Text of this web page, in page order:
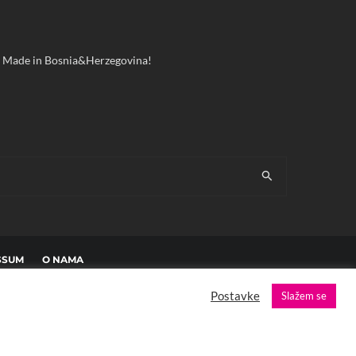
in Bosnia&Herzegovina!
O NAMA
Postavke Slažem se